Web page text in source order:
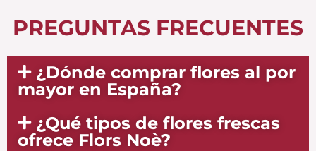
PREGUNTAS FRECUENTES
¿Dónde comprar flores al por
mayor en España?
¿Qué tipos de flores frescas
ofrece Flors Noè?